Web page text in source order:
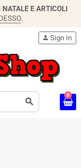
E ARTICOLI
.
search
person Sign in
0